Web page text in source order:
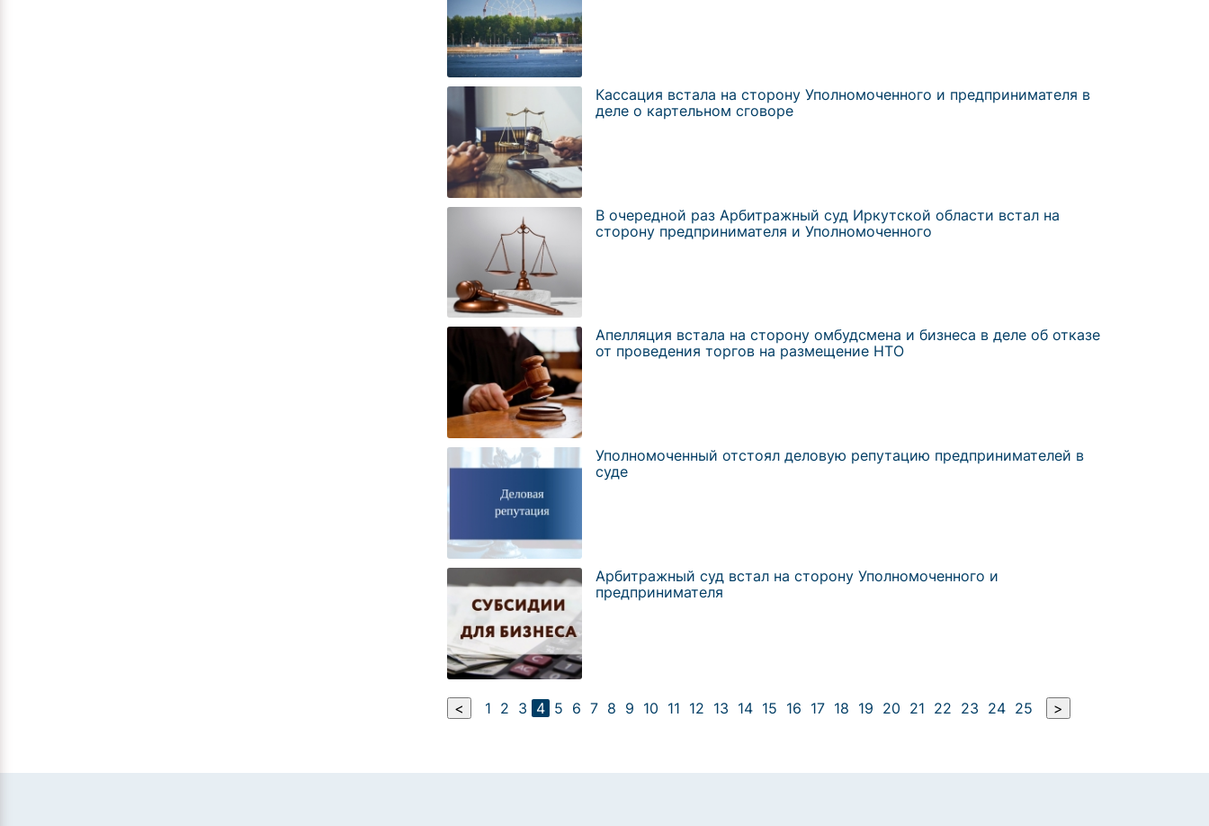
Кассация встала на сторону Уполномоченного и предпринимателя в
деле о картельном сговоре
В очередной раз Арбитражный суд Иркутской области встал на
сторону предпринимателя и Уполномоченного
Апелляция встала на сторону омбудсмена и бизнеса в деле об отказе
от проведения торгов на размещение НТО
Уполномоченный отстоял деловую репутацию предпринимателей в
суде
Арбитражный суд встал на сторону Уполномоченного и
предпринимателя
< 1 2 3 4 5 6 7 8 9 10 11 12 13 14 15 16 17 18 19 20 21 22 23 24 25 >